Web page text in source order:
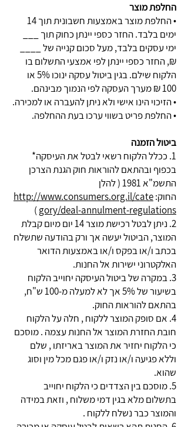
החלפת מוצר
• החלפת מוצר באמצעות חשבונית תוך 14
ימים בלבד. החזר כספי יינתן כחוק תוך ___
ימי עסקים בלבד, מעל סכום קנייה של ____
₪, החזר כספי יינתן לפי אמצעי התשלום בו
הלקוח שילם. בגין ביטול עסקה ינוכו 5% או
100 ₪ מערך העסקה לפי הנמוך מבינהם.
• הזיכוי הינו אישי ולא ניתן להעברה או למכירה.
• החלפת פריט בשווי ערכו בעת ההחלפה.
ביטול הזמנה
1. ככלל הלקוח רשאי לבטל את העיסקה*
בכפוף ובהתאם להוראות חוק הגנת הצרכן
התשמ"א 1981 ( להלן
החוק:http://www.consumers.org.il/cate
gory/deal-annulment-regulations
)
2. ניתן לבטל רכישת מוצר 14 יום מיום קבלת
המוצר, הביטול יעשה אך ורק בהודעה שתשלח
בכתב ו/או בפקס ו/או באמצעות הדואר
האלקטרוני ישירות אל החנות.
3. במקרה של ביטול העיסקה יחוייב הלקוח
בשיעור של 5% אך לא למעלה מ-100 ש"ח,
בהתאם להוראות החוק.
4. אם סופק המוצר ללקוח , חלה על הלקוח
חובת החזרת המוצר אל החנות עצמה . מוסכם
כי הלקוח יחזיר את המוצר באריזתו , שלם
וללא פגיעה ו/או נזק ו/או פגם מכל מין וסוג
שהוא.
5
.מוסכם בין הצדדים כי הלקוח יחוייב
בתשלום מלא בגין דמי משלוח , וזאת במידה
והמוצר כבר נשלח ללקוח .